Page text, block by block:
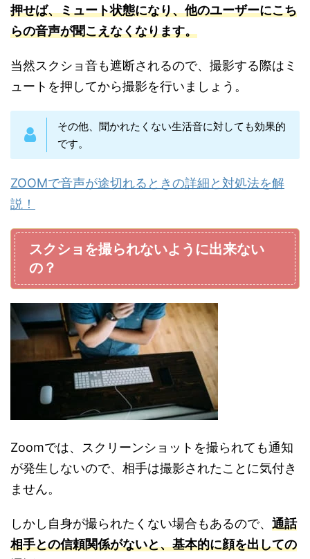
押せば、ミュート状態になり、他のユーザーにこち
らの音声が聞こえなくなります。
当然スクショ音も遮断されるので、撮影する際はミ
ュートを押してから撮影を行いましょう。
その他、聞かれたくない生活音に対しても効果的
です。
ZOOMで音声が途切れるときの詳細と対処法を解
説！
スクショを撮られないように出来ない
の？
Zoomでは、スクリーンショットを撮られても通知
が発生しないので、相手は撮影されたことに気付き
ません。
しかし自身が撮られたくない場合もあるので、 通話
相手との信頼関係がないと、基本的に顔を出しての